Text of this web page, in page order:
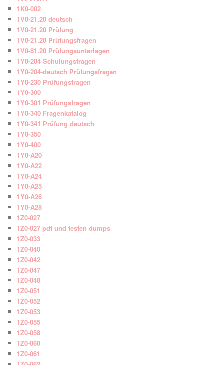
1K0-002
1V0-21.20 deutsch
1V0-21.20 Prüfung
1V0-21.20 Prüfungsfragen
1V0-81.20 Prüfungsunterlagen
1Y0-204 Schulungsfragen
1Y0-204-deutsch Prüfungsfragen
1Y0-230 Prüfungsfragen
1Y0-300
1Y0-301 Prüfungsfragen
1Y0-340 Fragenkatalog
1Y0-341 Prüfung deutsch
1Y0-350
1Y0-400
1Y0-A20
1Y0-A22
1Y0-A24
1Y0-A25
1Y0-A26
1Y0-A28
1Z0-027
1Z0-027 pdf und testen dumps
1Z0-033
1Z0-040
1Z0-042
1Z0-047
1Z0-048
1Z0-051
1Z0-052
1Z0-053
1Z0-055
1Z0-058
1Z0-060
1Z0-061